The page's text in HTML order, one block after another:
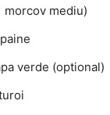
morcov mediu)
verde (optional)